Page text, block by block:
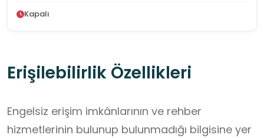
Kapalı
Erişilebilirlik Özellikleri
Engelsiz erişim imkânlarının ve rehber
hizmetlerinin bulunup bulunmadığı bilgisine yer